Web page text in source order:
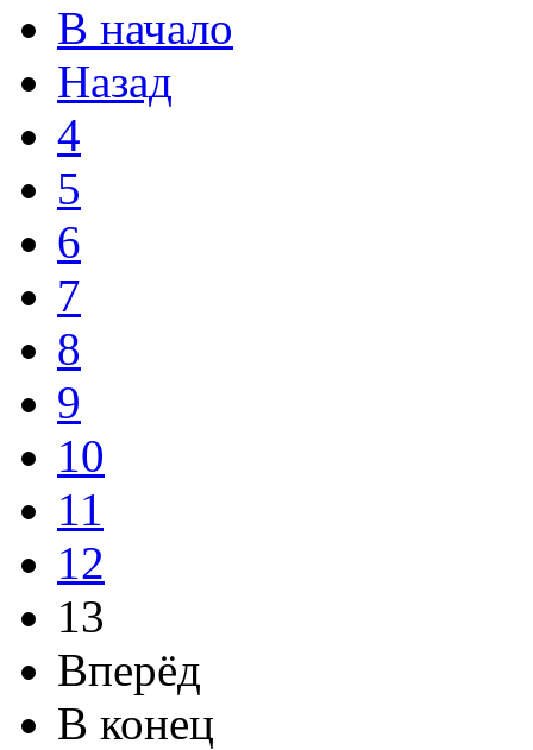
В начало
Назад
4
5
6
7
8
9
10
11
12
13
Вперёд
В конец